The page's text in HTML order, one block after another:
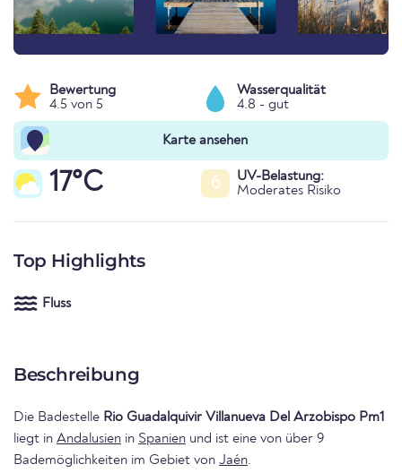
Bewertung
4.5 von 5
Wasserqualität
4.8 - gut
Karte ansehen
17°C 6
UV-Belastung:
Moderates Risiko
Top Highlights
Fluss
Beschreibung
Die Badestelle
Rio Guadalquivir Villanueva Del Arzobispo Pm1
liegt in Andalusien in Spanien und ist eine von über 9
Bademöglichkeiten im Gebiet von Jaén.